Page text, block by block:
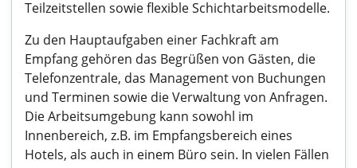
Teilzeitstellen sowie flexible Schichtarbeitsmodelle.
Zu den Hauptaufgaben einer Fachkraft am
Empfang gehören das Begrüßen von Gästen, die
Telefonzentrale, das Management von Buchungen
und Terminen sowie die Verwaltung von Anfragen.
Die Arbeitsumgebung kann sowohl im
Innenbereich, z.B. im Empfangsbereich eines
Hotels, als auch in einem Büro sein. In vielen Fällen